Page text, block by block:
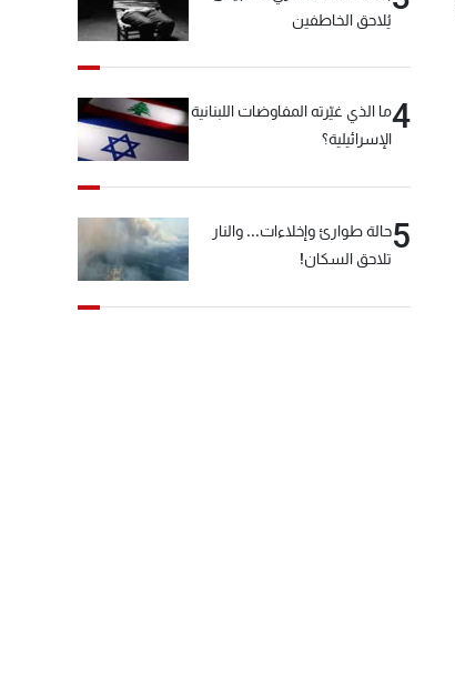
يُلاحق الخاطفين
4ما الذي غيّرته المفاوضات اللبنانية
الإسرائيلية؟
5حالة طوارئ وإخلاءات... والنار
تلاحق السكان!